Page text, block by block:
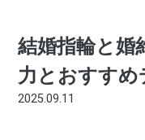
結婚指輪と婚
力とおすす
2025.09.11